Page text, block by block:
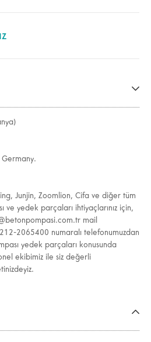
Junjin, Zoomlion, Cifa ve diğer tüm
yedek parçaları ihtiyaçlarınız için,
mail
2065400 numaralı telefonumuzdan
yedek parçaları konusunda
ekibimiz ile siz değerli